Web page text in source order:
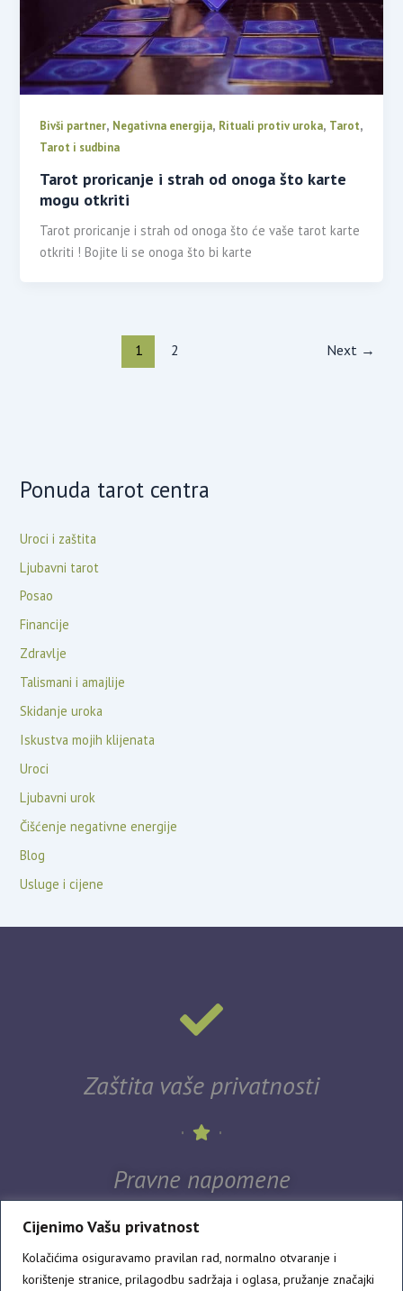
Cijenimo Vašu privatnost
Kolačićima osiguravamo pravilan rad, normalno otvaranje i
korištenje stranice, prilagodbu sadržaja i oglasa, pružanje značajki
Bivši partner, Negativna energija, Rituali protiv uroka, Tarot,
Tarot i sudbina
Tarot proricanje i strah od onoga što karte
mogu otkriti
Tarot proricanje i strah od onoga što će vaše tarot karte
otkriti ! Bojite li se onoga što bi karte
1 2 Next →
Ponuda tarot centra
Uroci i zaštita
Ljubavni tarot
Posao
Financije
Zdravlje
Talismani i amajlije
Skidanje uroka
Iskustva mojih klijenata
Uroci
Ljubavni urok
Čišćenje negativne energije
Blog
Usluge i cijene
Zaštita vaše privatnosti
Pravne napomene